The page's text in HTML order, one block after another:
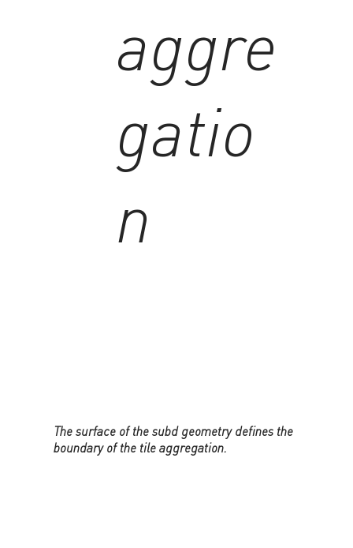
aggre
gatio
n
The surface of the subd geometry defines the
boundary of the tile aggregation.